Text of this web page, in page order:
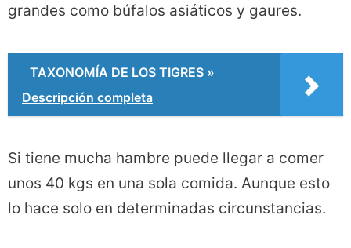
grandes como búfalos asiáticos y gaures.
TAXONOMÍA DE LOS TIGRES »
Descripción completa
Si tiene mucha hambre puede llegar a comer
unos 40 kgs en una sola comida. Aunque esto
lo hace solo en determinadas circunstancias.